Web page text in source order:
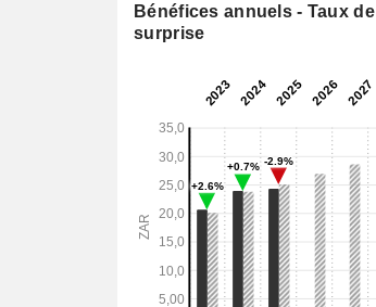
Bénéfices annuels - Taux de
surprise